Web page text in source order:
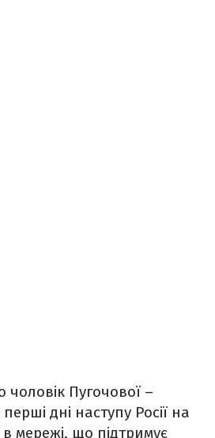
Пугочової –
дні наступу Росії на
мережі, що підтримує